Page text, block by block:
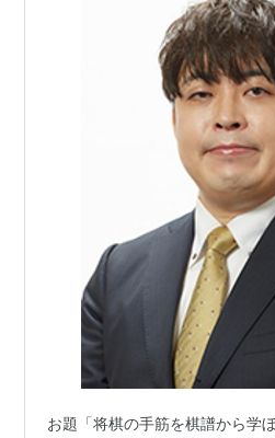
お題「将棋の手筋を棋譜から学